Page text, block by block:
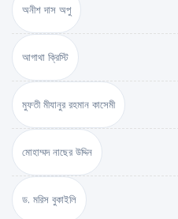
অনীশ দাস অপু
আগাথা ক্রিস্টি
মুফতী মীযানুর রহমান কাসেমী
মোহাম্মদ নাছের উদ্দিন
ড. মরিস বুকাইলি